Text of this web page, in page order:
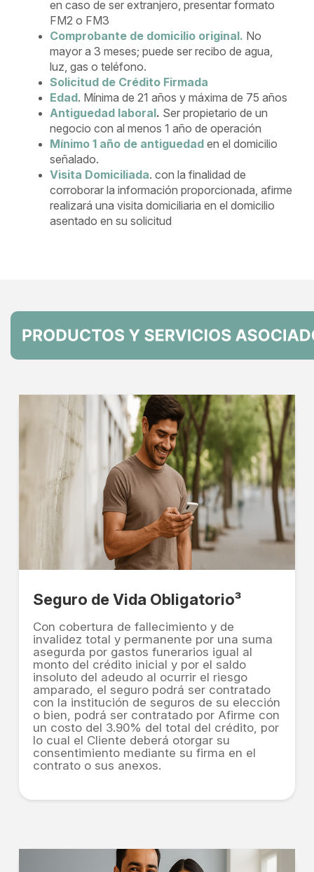
en caso de ser extranjero, presentar formato
FM2 o FM3
Comprobante de domicilio original. No
mayor a 3 meses; puede ser recibo de agua,
luz, gas o teléfono.
Solicitud de Crédito Firmada
Edad. Mínima de 21 años y máxima de 75 años
Antiguedad laboral. Ser propietario de un
negocio con al menos 1 año de operación
Mínimo 1 año de antiguedad en el domicilio
señalado.
Visita Domiciliada. con la finalidad de
corroborar la información proporcionada, afirme
realizará una visita domiciliaria en el domicilio
asentado en su solicitud
Seguro de Vida Obligatorio³
Con cobertura de fallecimiento y de
invalidez total y permanente por una suma
asegurda por gastos funerarios igual al
monto del crédito inicial y por el saldo
insoluto del adeudo al ocurrir el riesgo
amparado, el seguro podrá ser contratado
con la institución de seguros de su elección
o bien, podrá ser contratado por Afirme con
un costo del 3.90% del total del crédito, por
lo cual el Cliente deberá otorgar su
consentimiento mediante su firma en el
contrato o sus anexos.